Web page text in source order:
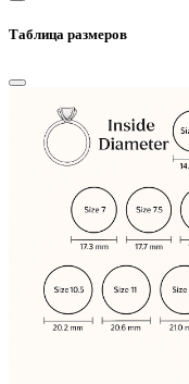
Таблица размеров